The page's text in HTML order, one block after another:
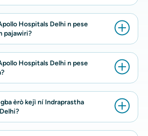
Hospitals Delhi n pese
pajawiri?
Hospitals Delhi n pese
èrò kejì ní Indraprastha